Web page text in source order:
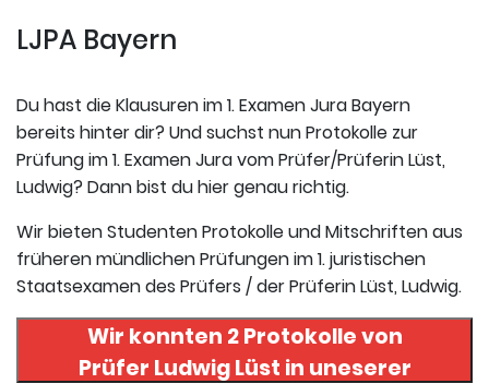
LJPA Bayern
Du hast die Klausuren im 1. Examen Jura Bayern
bereits hinter dir? Und suchst nun Protokolle zur
Prüfung im 1. Examen Jura vom Prüfer/Prüferin Lüst,
Ludwig? Dann bist du hier genau richtig.
Wir bieten Studenten Protokolle und Mitschriften aus
früheren mündlichen Prüfungen im 1. juristischen
Staatsexamen des Prüfers / der Prüferin Lüst, Ludwig.
Wir konnten 2 Protokolle von
Prüfer Ludwig Lüst in uneserer